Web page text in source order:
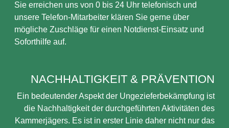
Sie erreichen uns von 0 bis 24 Uhr telefonisch und
unsere Telefon-Mitarbeiter klären Sie gerne über
mögliche Zuschläge für einen Notdienst-Einsatz und
Soforthilfe auf.
NACHHALTIGKEIT & PRÄVENTION
Ein bedeutender Aspekt der Ungezieferbekämpfung ist
die Nachhaltigkeit der durchgeführten Aktivitäten des
Kammerjägers. Es ist in erster Linie daher nicht nur das